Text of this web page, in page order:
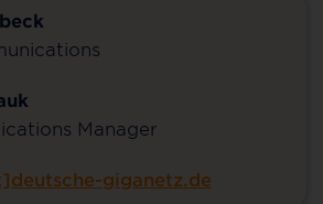
Manager
giganetz.de